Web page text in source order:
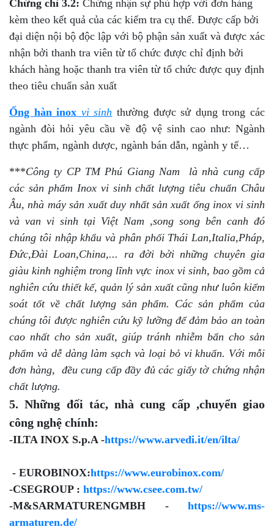
Chứng chỉ 3.2: Chứng nhận sự phù hợp với đơn hàng
kèm theo kết quả của các kiểm tra cụ thể. Được cấp bởi
đại diện nội bộ độc lập với bộ phận sản xuất và được xác
nhận bởi thanh tra viên từ tổ chức được chỉ định bởi
khách hàng hoặc thanh tra viên từ tổ chức được quy định
theo tiêu chuẩn sản xuất
Ống hàn inox vi sinh thường được sử dụng trong các
ngành đòi hỏi yêu cầu về độ vệ sinh cao như: Ngành
thực phẩm, ngành dược, ngành bán dẫn, ngành y tế…
***Công ty CP TM Phú Giang Nam là nhà cung cấp
các sản phẩm Inox vi sinh chất lượng tiêu chuẩn Châu
Âu, nhà máy sản xuất duy nhất sản xuất ống inox vi sinh
và van vi sinh tại Việt Nam ,song song bên canh đó
chúng tôi nhập khẩu và phân phối Thái Lan,Italia,Pháp,
Đức,Đài Loan,China,... ra đời bởi những chuyên gia
giàu kinh nghiệm trong lĩnh vực inox vi sinh, bao gồm cả
nghiên cứu thiết kế, quản lý sản xuất cũng như luôn kiểm
soát tốt về chất lượng sản phẩm. Các sản phẩm của
chúng tôi được nghiên cứu kỹ lưỡng để đảm bảo an toàn
cao nhất cho sản xuất, giúp tránh nhiễm bẩn cho sản
phẩm và dễ dàng làm sạch và loại bỏ vi khuẩn. Với mỗi
đơn hàng, đều cung cấp đầy đủ các giấy tờ chứng nhận
chất lượng.
5. Những đối tác, nhà cung cấp ,chuyển giao
công nghệ chính:
-ILTA INOX S.p.A -https://www.arvedi.it/en/ilta/
- EUROBINOX:https://www.eurobinox.com/
-CSEGROUP : https://www.csee.com.tw/
-M&SARMATURENGMBH - https://www.ms-
armaturen.de/